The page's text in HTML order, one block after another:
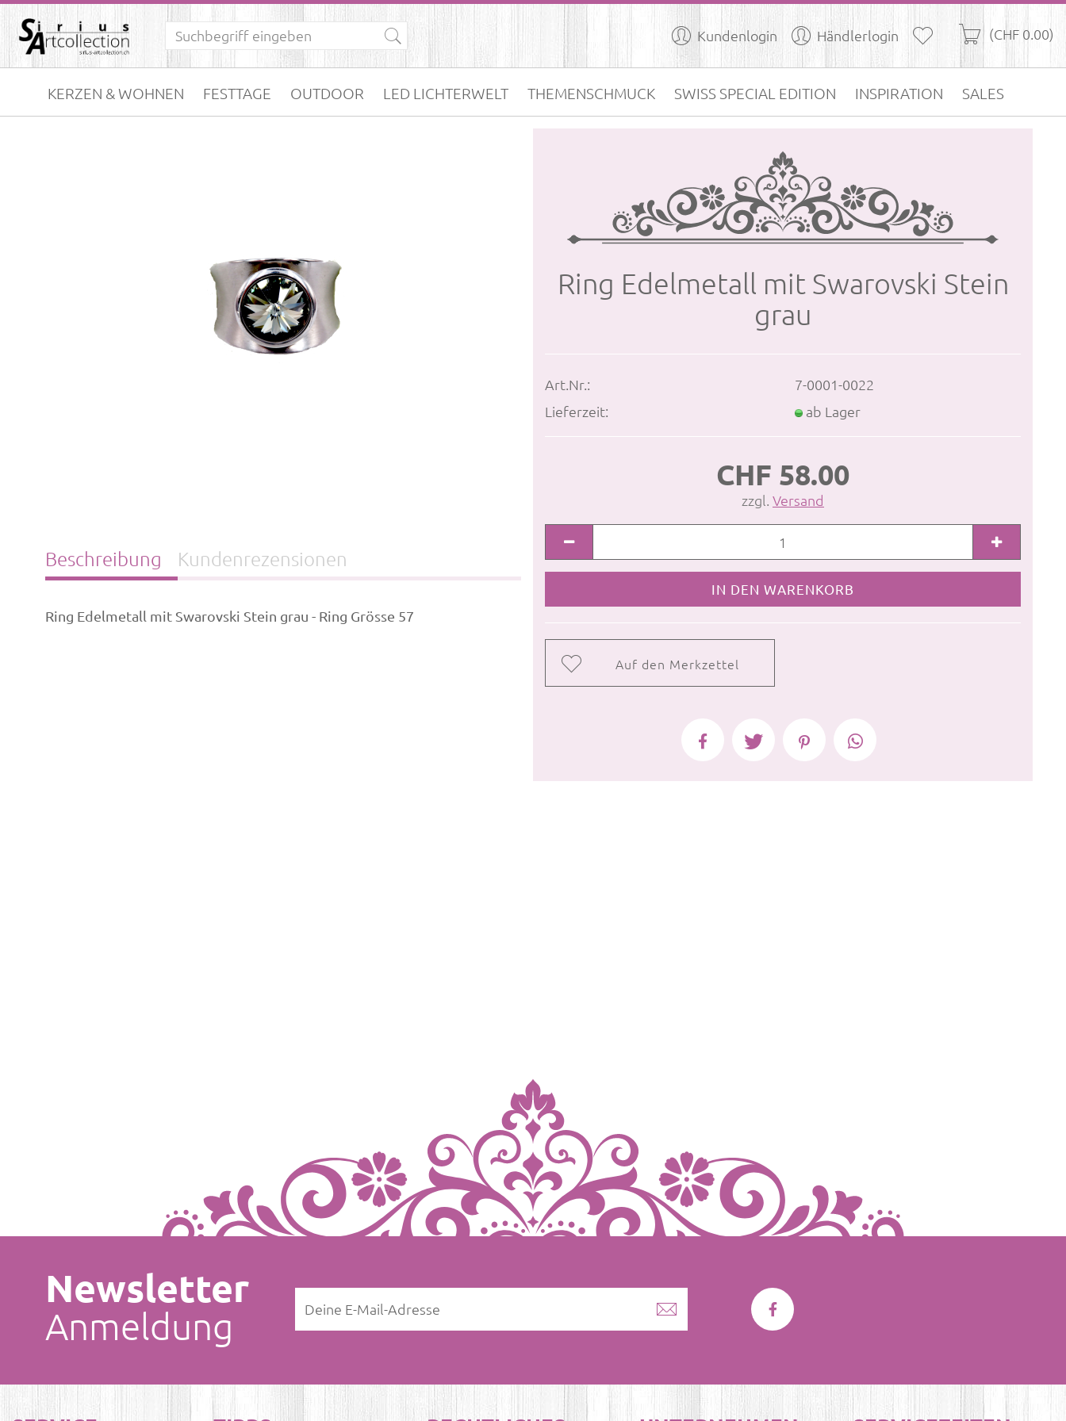
 (CHF 0.00)
Kundenlogin Händlerlogin
KERZEN & WOHNEN FESTTAGE OUTDOOR LED LICHTERWELT THEMENSCHMUCK SWISS SPECIAL EDITION INSPIRATION SALES
Ring Edel­me­tall mit Swa­rov­ski Stein
grau
Art.Nr.:
7-0001-0022
Lieferzeit:
ab Lager
CHF 58.00
zzgl. Versand
Auf den Merkzettel
Beschreibung Kundenrezensionen
Ring Edelmetall mit Swarovski Stein grau - Ring Grösse 57
Newsletter
Anmeldung